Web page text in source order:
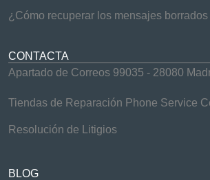
¿Cómo recuperar los mensajes
CONTACTA
Apartado de Correos 99035 - 28080
Tiendas de Reparación Phone Service
Resolución de Litigios
BLOG